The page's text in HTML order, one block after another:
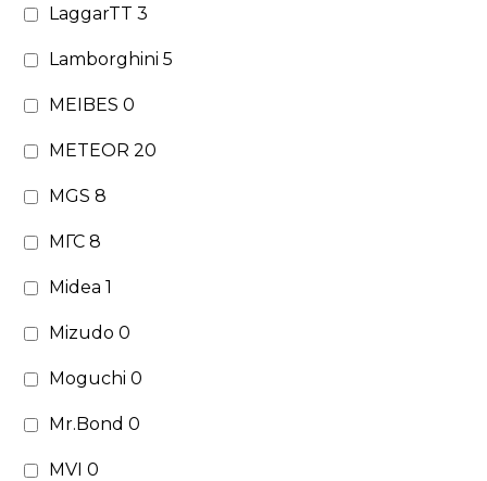
LaggarTT3
Lamborghini5
MEIBES0
METEOR20
MGS8
МГС8
Midea1
Mizudo0
Moguchi0
Mr.Bond0
MVI0